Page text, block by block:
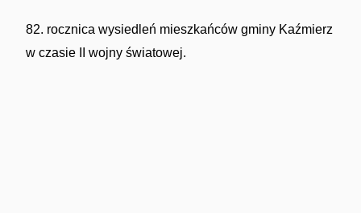
82. rocznica wysiedleń mieszkańców gminy Kaźmierz
w czasie II wojny światowej.